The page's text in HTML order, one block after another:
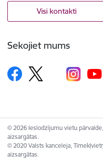
Visi kontakti
Sekojiet mums
© 2026 Ieslodzījumu vietu
aizsargātas.
© 2020 Valsts kanceleja,
aizsargātas.